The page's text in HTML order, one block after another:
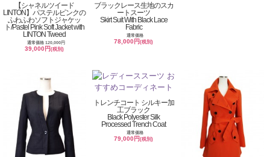
【シャネルツイード
LINTON】パステルピンクの
ふわふわソフトジャケッ
ト/Pastel Pink Soft Jacket with
LINTON Tweed
通常価格 120,000円
39,000円(税別)
ブラックレース生地のスカ
ートスーツ
Skirt Suit With Black Lace
Fabric
通常価格
78,000円(税別)
トレンチコート シルキー加
工ブラック
Black Polyester Silk
Processed Trench Coat
通常価格
79,000円(税別)